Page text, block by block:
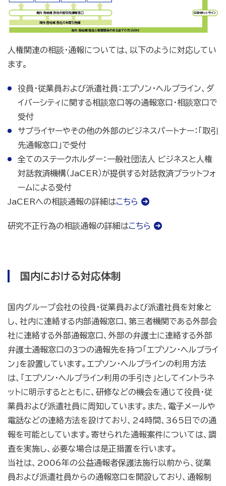
人権関連の相談・通報については、以下のように対応してい
ます。
役員・従業員および派遣社員：エプソン・ヘルプライン、ダ
イバーシティに関する相談窓口等の通報窓口・相談窓口で
受付
サプライヤーやその他の外部のビジネスパートナー：「取引
先通報窓口」で受付
全てのステークホルダー：一般社団法人 ビジネスと人権
対話救済機構（JaCER）が提供する対話救済プラットフォ
ームによる受付
JaCERへの相談通報の詳細はこちら
研究不正行為の相談通報の詳細はこちら
国内における対応体制
国内グループ会社の役員・従業員および派遣社員を対象と
し、社内に連絡する内部通報窓口、第三者機関である外部会
社に連絡する外部通報窓口、外部の弁護士に連絡する外部
弁護士通報窓口の３つの通報先を持つ「エプソン・ヘルプライ
ン」を設置しています。エプソン・ヘルプラインの利用方法
は、「エプソン・ヘルプライン利用の手引き」としてイントラネ
ットに明示するとともに、研修などの機会を通じて役員・従
業員および派遣社員に周知しています。また、電子メールや
電話などの連絡方法を設けており、24時間、365日での通
報を可能としています。寄せられた通報案件については、調
査を実施し、必要な場合は是正措置を行います。
当社は、2006年の公益通報者保護法施行以前から、従業
員および派遣社員からの通報窓口を開設しており、通報制